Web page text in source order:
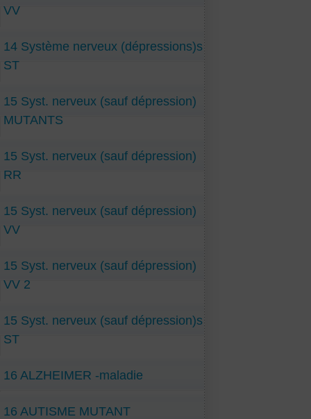
VV
14 Système nerveux (dépressions)s
ST
15 Syst. nerveux (sauf dépression)
MUTANTS
15 Syst. nerveux (sauf dépression)
RR
15 Syst. nerveux (sauf dépression)
VV
15 Syst. nerveux (sauf dépression)
VV 2
15 Syst. nerveux (sauf dépression)s
ST
16 ALZHEIMER -maladie
16 AUTISME MUTANT